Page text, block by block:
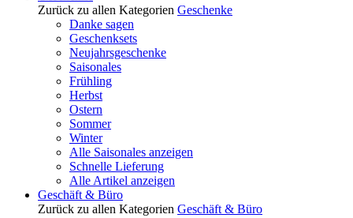
Zurück zu allen Kategorien Geschenke
Danke sagen
Geschenksets
Neujahrsgeschenke
Saisonales
Frühling
Herbst
Ostern
Sommer
Winter
Alle Saisonales anzeigen
Schnelle Lieferung
Alle Artikel anzeigen
Geschäft & Büro
Zurück zu allen Kategorien Geschäft & Büro